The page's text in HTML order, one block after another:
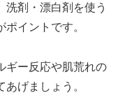
洗剤・漂白剤を使う
イントです。
ギー反応や肌荒れの
げましょう。